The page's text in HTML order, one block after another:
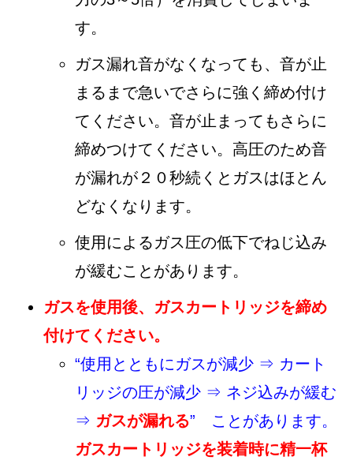
す。
ガス漏れ音がなくなっても、音が止
まるまで急いでさらに強く締め付け
てください。音が止まってもさらに
締めつけてください。高圧のため音
が漏れが２０秒続くとガスはほとん
どなくなります。
使用によるガス圧の低下でねじ込み
が緩むことがあります。
ガスを使用後、ガスカートリッジを締め
付けてください。
“使用とともにガスが減少 ⇒ カート
リッジの圧が減少 ⇒ ネジ込みが緩む
⇒ ガスが漏れる” ことがあります。
ガスカートリッジを装着時に精一杯